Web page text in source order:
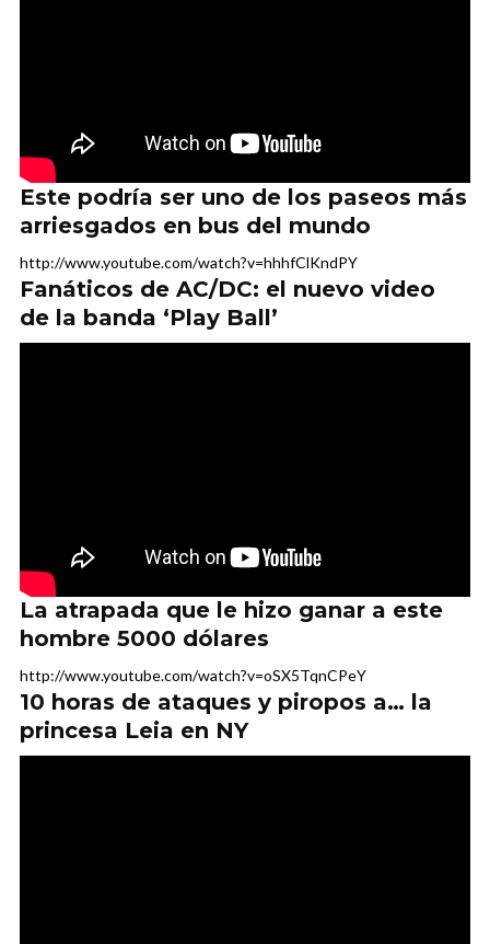
Este podría ser uno de los paseos más
arriesgados en bus del mundo
http://www.youtube.com/watch?v=hhhfClKndPY
Fanáticos de AC/DC: el nuevo video
de la banda ‘Play Ball’
La atrapada que le hizo ganar a este
hombre 5000 dólares
http://www.youtube.com/watch?v=oSX5TqnCPeY
10 horas de ataques y piropos a… la
princesa Leia en NY